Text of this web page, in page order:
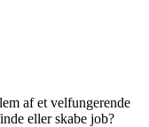
af et velfungerende
eller skabe job?